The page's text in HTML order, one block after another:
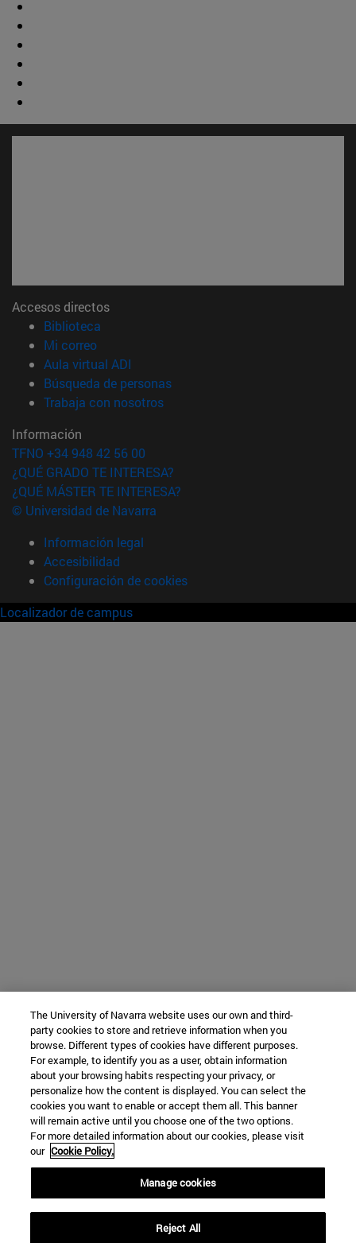
Accesos directos
Biblioteca
Mi correo(abre en nueva ventana)
Aula virtual ADI
Búsqueda de personas(abre en nueva ventana)
Trabaja con nosotros(abre en nueva ventana)
Información
TFNO +34 948 42 56 00
¿QUÉ GRADO TE INTERESA?
¿QUÉ MÁSTER TE INTERESA?
© Universidad de Navarra
Información legal
Accesibilidad
Configuración de cookies
Localizador de campus
The University of Navarra website uses our own and third-
party cookies to store and retrieve information when you
browse. Different types of cookies have different purposes.
For example, to identify you as a user, obtain information
about your browsing habits respecting your privacy, or
personalize how the content is displayed. You can select the
cookies you want to enable or accept them all. This banner
will remain active until you choose one of the two options.
For more detailed information about our cookies, please visit
our Cookie Policy.
Manage cookies
Reject All